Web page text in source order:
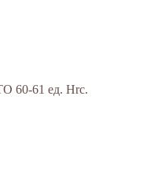
60-61 ед. Hrc.